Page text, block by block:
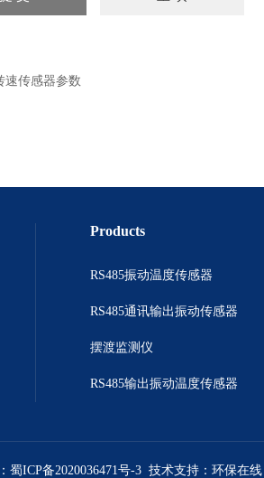
速传感器参数
Products
RS485振动温度传感器
RS485通讯输出振动传感器
摆渡监测仪
RS485输出振动温度传感器
蜀ICP备2020036471号-3 技术支持： 环保在线